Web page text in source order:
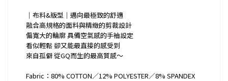
｜布料&版型｜邁向最極致的舒適
融合高規格的面料與精緻的剪裁設計
偏寬大的輪廓 具備空氣感的手袖設定
看似輕鬆 卻又能最直接的感受到
來自孤僻 從GQ而生的最高質感～
Fabric：80% COTTON／12% POLYESTER／8% SPANDEX